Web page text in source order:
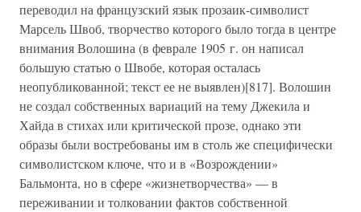
переводил на французский язык прозаик-символист
Марсель Швоб, творчество которого было тогда в центре
внимания Волошина (в феврале 1905 г. он написал
большую статью о Швобе, которая осталась
неопубликованной; текст ее не выявлен)[817]. Волошин
не создал собственных вариаций на тему Джекила и
Хайда в стихах или критической прозе, однако эти
образы были востребованы им в столь же специфически
символистском ключе, что и в «Возрождении»
Бальмонта, но в сфере «жизнетворчества» — в
переживании и толковании фактов собственной